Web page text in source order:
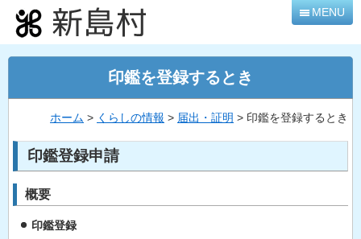
本
文
へ
移
MENU
印鑑を登録するとき
ホーム > くらしの情報 > 届出・証明 > 印鑑を登録するとき
印鑑登録申請
概要
印鑑登録